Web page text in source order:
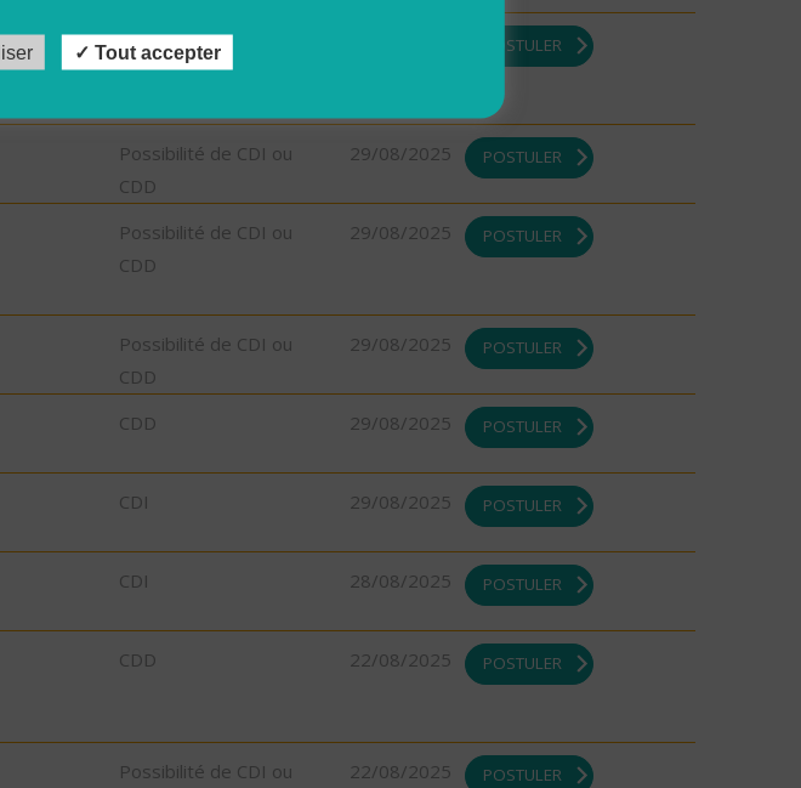
CDD POSTULER
Possibilité de CDI ou
CDD
29/08/2025 POSTULER
Possibilité de CDI ou
CDD
29/08/2025 POSTULER
Possibilité de CDI ou
CDD
29/08/2025 POSTULER
CDD 29/08/2025 POSTULER
CDI 29/08/2025 POSTULER
CDI 28/08/2025 POSTULER
CDD 22/08/2025 POSTULER
Possibilité de CDI ou
22/08/2025 POSTULER
Tout accepter